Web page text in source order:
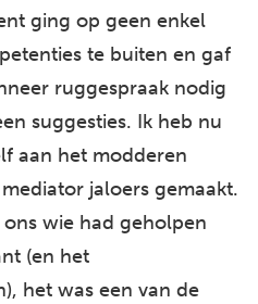
ging op geen enkel
te buiten en gaf
ruggespraak nodig
suggesties. Ik heb nu
aan het modderen
jaloers gemaakt.
wie had geholpen
(en het
het was een van de